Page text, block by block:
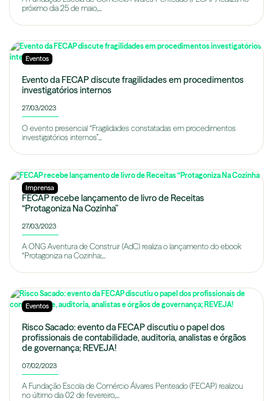
próximo dia 25 de maio,...
Eventos
Evento da FECAP discute fragilidades em procedimentos
investigatórios internos
27/03/2023
O evento presencial “Fragilidades constatadas em procedimentos
investigatórios internos”...
Imprensa
FECAP recebe lançamento de livro de Receitas
“Protagoniza Na Cozinha”
27/03/2023
A ONG Aventura de Construir (AdC) realiza o lançamento do ebook
“Protagoniza na Cozinha:...
Eventos
Risco Sacado: evento da FECAP discutiu o papel dos
profissionais de contabilidade, auditoria, analistas e órgãos
de governança; REVEJA!
07/02/2023
A Fundação Escola de Comércio Álvares Penteado (FECAP) realizou
no último dia 02 de fevereiro,...